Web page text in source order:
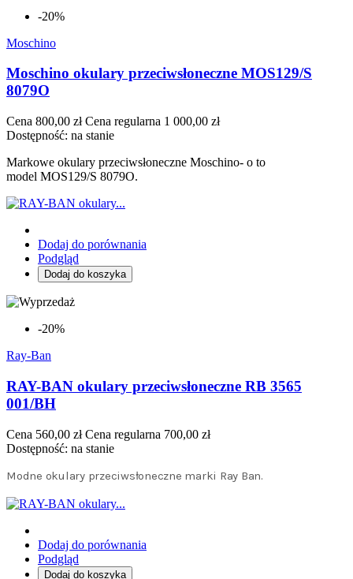
-20%
Moschino
Moschino okulary przeciwsłoneczne MOS129/S
8079O
Cena 800,00 zł Cena regularna 1 000,00 zł
Dostępność: na stanie
Markowe okulary przeciwsłoneczne Moschino- o to
model MOS129/S 8079O.
Dodaj do porównania
Podgląd
Dodaj do koszyka
-20%
Ray-Ban
RAY-BAN okulary przeciwsłoneczne RB 3565
001/BH
Cena 560,00 zł Cena regularna 700,00 zł
Dostępność: na stanie
Modne okulary przeciwsłoneczne marki Ray Ban.
Dodaj do porównania
Podgląd
Dodaj do koszyka